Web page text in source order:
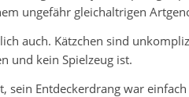
ungefähr gleichaltrigen
auch. Kätzchen sind
und kein Spielzeug ist.
Entdeckerdrang war